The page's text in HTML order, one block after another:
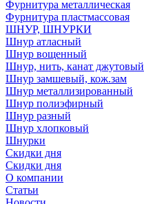
Фурнитура металлическая
Фурнитура пластмассовая
ШНУР, ШНУРКИ
Шнур атласный
Шнур вощенный
Шнур, нить, канат джутовый
Шнур замшевый, кож.зам
Шнур металлизированный
Шнур полиэфирный
Шнур разный
Шнур хлопковый
Шнурки
Скидки дня
Скидки дня
О компании
Статьи